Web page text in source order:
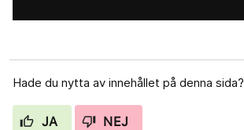
Hade du nytta av innehållet på denna sida?
JA NEJ